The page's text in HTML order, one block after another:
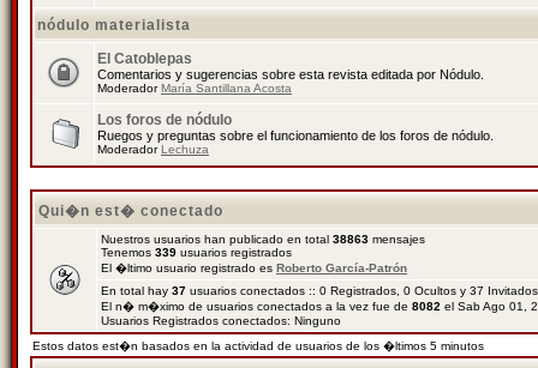
nódulo materialista
El Catoblepas
Comentarios y sugerencias sobre esta revista editada por Nódulo.
ModeradorMaría Santillana Acosta
Los foros de nódulo
Ruegos y preguntas sobre el funcionamiento de los foros de nódulo.
ModeradorLechuza
Qui�n est� conectado
Nuestros usuarios han publicado en total 38863 mensajes
Tenemos 339 usuarios registrados
El �ltimo usuario registrado es Roberto García-Patrón
En total hay 37 usuarios conectados :: 0 Registrados, 0 Ocultos y 37
El n� m�ximo de usuarios conectados a la vez fue de 8082 el Sab Ago 01,
Usuarios Registrados conectados: Ninguno
Estos datos est�n basados en la actividad de usuarios de los �ltimos 5 minutos